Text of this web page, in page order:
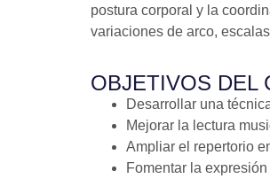
postura corporal y la
variaciones de arco,
OBJETIVOS DEL
Desarrollar una
Mejorar la lectura
Ampliar el repertorio
Fomentar la